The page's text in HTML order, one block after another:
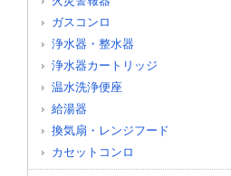
ガスコンロ
浄水器・整水器
浄水器カートリッジ
温水洗浄便座
給湯器
換気扇・レンジフード
カセットコンロ